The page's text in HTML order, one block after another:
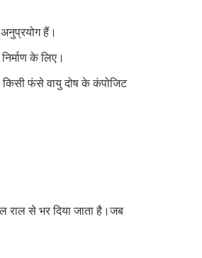
अनुप्रयोग हैं।
के लिए।
किसी फंसे वायु दोष के कंपोजिट
राल से भर दिया जाता है।जब